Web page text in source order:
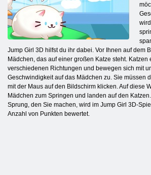
Jump Girl 3D hilfst du ihr dabei. Vor Ihnen auf dem
Mädchen, das auf einer großen Katze steht. Katzen
verschiedenen Richtungen und bewegen sich mit
Geschwindigkeit auf das Mädchen zu. Sie müssen
mit der Maus auf den Bildschirm klicken. Auf diese
Mädchen zum Springen und landen auf den
Sprung, den Sie machen, wird im Jump Girl 3D-
Anzahl von Punkten bewertet.